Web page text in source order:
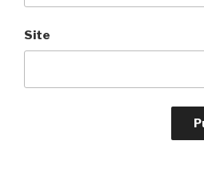
Site